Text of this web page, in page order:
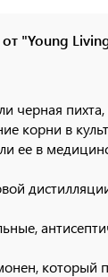
"Young
черная
корни в
ее в
который